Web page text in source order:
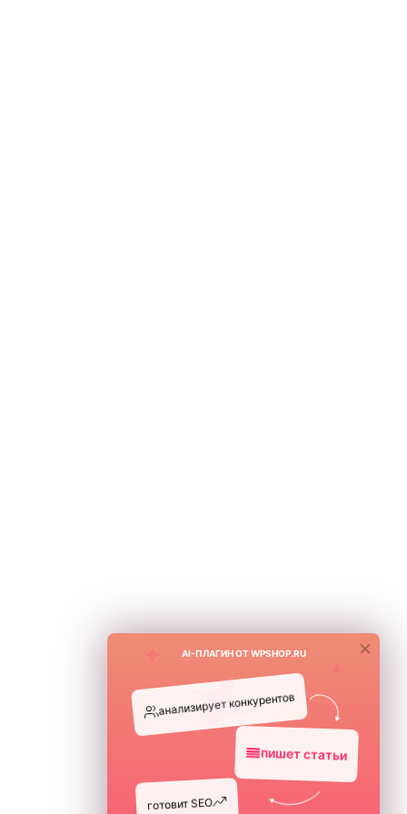
×
AI-ПЛАГИН ОТ WPSHOP.RU
анализирует конкурентов
пишет статьи
готовит SEO